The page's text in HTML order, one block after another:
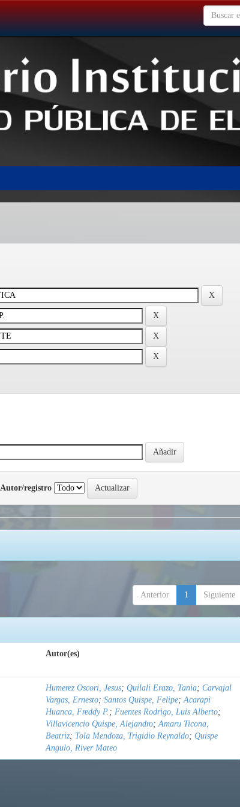
Autor/registro
Anterior 1 Siguiente
Autor(es)
Humerez Oscori, Jesus; Quilali Erazo, Tania; Carvajal
Vargas, Ernesto; Santos Quispe, Felipe;Acarapi
Huanca, Freddy P. ; Fuentes Rodrigo, Luis Alberto;
Villavicencio Quispe, Alejandro;Amaru Ticona,
Beatriz; Tola Mendoza, Trigidio Reynaldo; Quispe
Angulo, River Mateo